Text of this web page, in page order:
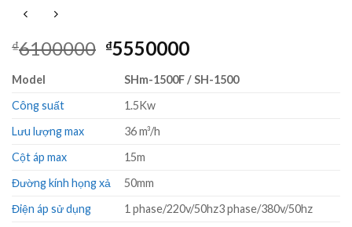
₫6100000 Giá
₫6100000.
₫5550000Giá
tại
Model
SHm-1500F / SH-1500
Công suất
1.5Kw
Lưu lượng max
36 m³/h
Cột áp max
15m
Đường kính họng xả
50mm
Điện áp sử dụng
1 phase/220v/50hz3 phase/380v/50hz